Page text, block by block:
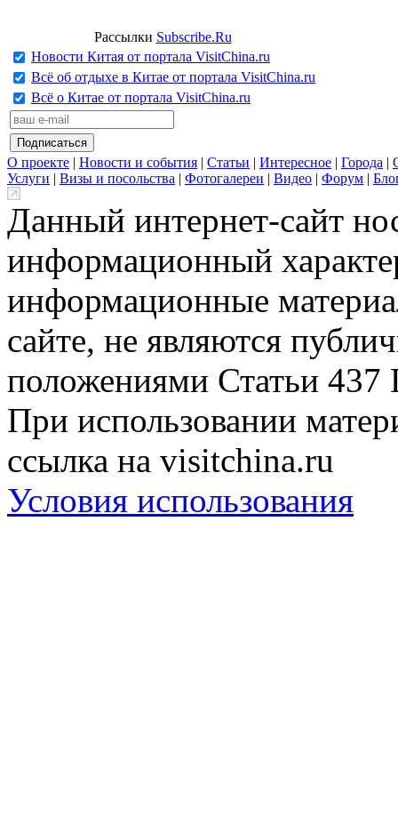
Рассылки Subscribe.Ru
Новости Китая от портала VisitChina.ru
Всё об отдыхе в Китае от портала VisitChina.ru
Всё о Китае от портала VisitChina.ru
О проекте | Новости и события | Статьи | Интересное | Города |
Услуги | Визы и посольства | Фотогалереи | Видео | Форум |
Данный интернет-сайт
информационный
информационные
сайте, не являются
положениями Статьи 437
При использовании
ссылка на visitchina.ru
Условия использования